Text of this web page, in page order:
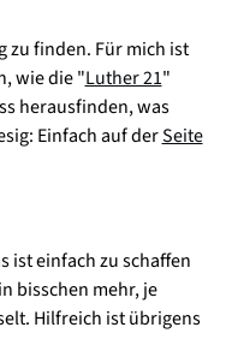
zu finden. Für mich ist
wie die "Luther 21"
herausfinden, was
Einfach auf derSeite
ist einfach zu schaffen
bisschen mehr, je
Hilfreich ist übrigens